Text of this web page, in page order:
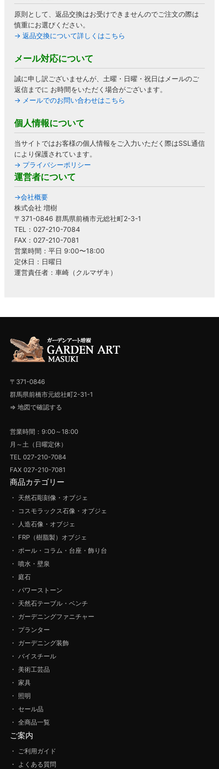
原則として、返品交換はお受けできませんのでご注文の際は
慎重にお選びください。
→ 返品交換について詳しくはこちら
メール対応について
誠に申し訳ございませんが、土曜・日曜・祝日はメールのご
返信までに お時間をいただく場合がございます。
→ メールでのお問い合わせはこちら
個人情報について
当サイトではお客様の個人情報をご入力いただく際はSSL通信
により保護されています。
→ プライバシーポリシー
運営者について
→会社概要
株式会社 増樹
〒371-0846 群馬県前橋市元総社町2-3-1
TEL：027-210-7084
FAX：027-210-7081
営業時間：平日 9:00〜18:00
定休日：日曜日
運営責任者：車崎（クルマザキ）
〒371-0846
群馬県前橋市元総社町2-31-1
⇒ 地図で確認する
営業時間：9:00～18:00
月～土（日曜定休）
TEL 027-210-7084
FAX 027-210-7081
商品カテゴリー
・ 天然石彫刻像・オブジェ
・ コスモラックス石像・オブジェ
・ 人造石像・オブジェ
・ FRP（樹脂製）オブジェ
・ ポール・コラム・台座・飾り台
・ 噴水・壁泉
・ 庭石
・ パワーストーン
・ 天然石テーブル・ベンチ
・ ガーデニングファニチャー
・ プランター
・ ガーデニング装飾
・ バイスチール
・ 美術工芸品
・ 家具
・ 照明
・ セール品
・ 全商品一覧
ご案内
・ ご利用ガイド
・ よくある質問